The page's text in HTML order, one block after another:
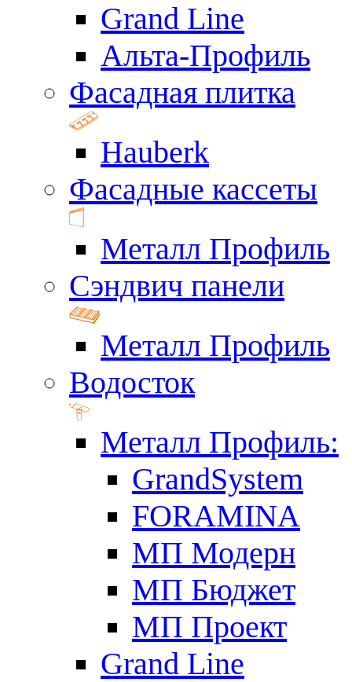
Grand Line
Альта-Профиль
Фасадная плитка
Hauberk
Фасадные кассеты
Металл Профиль
Сэндвич панели
Металл Профиль
Водосток
Металл Профиль:
GrandSystem
FORAMINA
МП Модерн
МП Бюджет
МП Проект
Grand Line